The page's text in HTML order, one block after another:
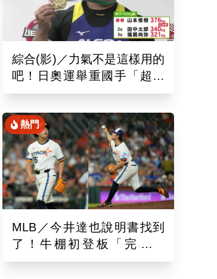
綜合(影)／力氣不是這樣用的
吧！日奧運舉重國手「超商
偷雞蛋」被活逮把店員推到
熱門
MLB／今井達也說明書找到
了！牛棚初登板「完美三
局」飆5連K 對決壓制岡本